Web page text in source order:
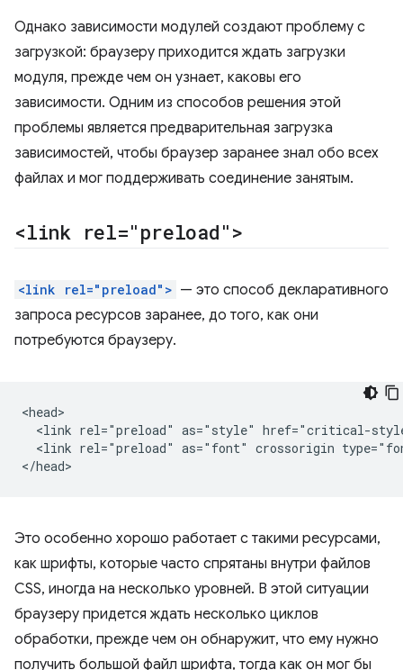
Однако зависимости модулей создают проблему с
загрузкой: браузеру приходится ждать загрузки
модуля, прежде чем он узнает, каковы его
зависимости. Одним из способов решения этой
проблемы является предварительная загрузка
зависимостей, чтобы браузер заранее знал обо всех
файлах и мог поддерживать соединение занятым.
<link rel="preload">
<link rel="preload"> — это способ декларативного
запроса ресурсов заранее, до того, как они
потребуются браузеру.
<head>
<link rel="preload" as="style" href="critical-
<link rel="preload" as="font" crossorigin
Это особенно хорошо работает с такими ресурсами,
как шрифты, которые часто спрятаны внутри файлов
CSS, иногда на несколько уровней. В этой ситуации
браузеру придется ждать несколько циклов
обработки, прежде чем он обнаружит, что ему нужно
получить большой файл шрифта, тогда как он мог бы